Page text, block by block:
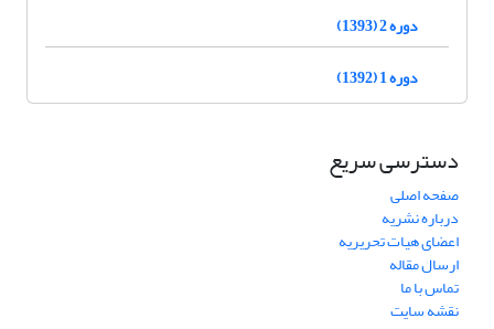
دوره 2 (1393)
دوره 1 (1392)
دسترسی سریع
صفحه اصلی
درباره نشریه
اعضای هیات تحریریه
ارسال مقاله
تماس با ما
نقشه سایت